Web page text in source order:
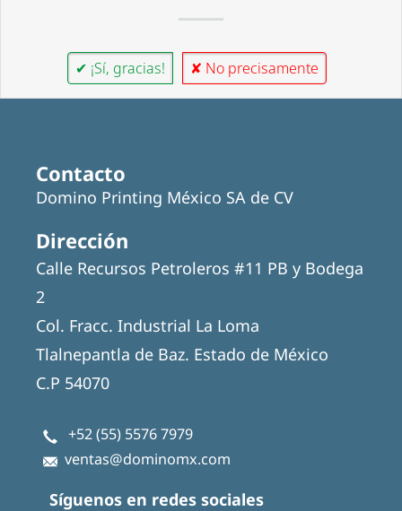
✔ ¡Sí, gracias! ✘ No precisamente
Contacto
Domino Printing México SA de CV
Dirección
Calle Recursos Petroleros #11 PB y Bodega
2
Col. Fracc. Industrial La Loma
Tlalnepantla de Baz. Estado de México
C.P 54070
+52 (55) 5576 7979
ventas@dominomx.com
Síguenos en redes sociales